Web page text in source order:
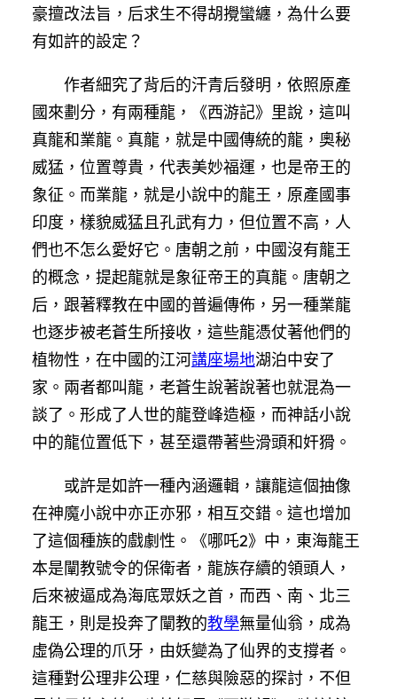
豪擅改法旨，后求生不得胡攪蠻纏，為什么要
有如許的設定？
作者細究了背后的汗青后發明，依照原產
國來劃分，有兩種龍，《西游記》里說，這叫
真龍和業龍。真龍，就是中國傳統的龍，奧秘
威猛，位置尊貴，代表美妙福運，也是帝王的
象征。而業龍，就是小說中的龍王，原產國事
印度，樣貌威猛且孔武有力，但位置不高，人
們也不怎么愛好它。唐朝之前，中國沒有龍王
的概念，提起龍就是象征帝王的真龍。唐朝之
后，跟著釋教在中國的普遍傳佈，另一種業龍
也逐步被老蒼生所接收，這些龍憑仗著他們的
植物性，在中國的江河講座場地湖泊中安了
家。兩者都叫龍，老蒼生說著說著也就混為一
談了。形成了人世的龍登峰造極，而神話小說
中的龍位置低下，甚至還帶著些滑頭和奸猾。
或許是如許一種內涵邏輯，讓龍這個抽像
在神魔小說中亦正亦邪，相互交錯。這也增加
了這個種族的戲劇性。《哪吒2》中，東海龍王
本是闡教號令的保衛者，龍族存續的領頭人，
后來被逼成為海底眾妖之首，而西、南、北三
龍王，則是投奔了闡教的教學無量仙翁，成為
虛偽公理的爪牙，由妖變為了仙界的支撐者。
這種對公理非公理，仁慈與險惡的探討，不但